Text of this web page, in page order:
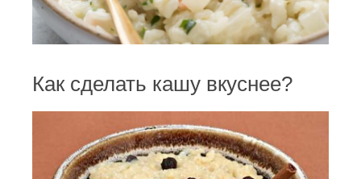
Как сделать кашу вкуснее?